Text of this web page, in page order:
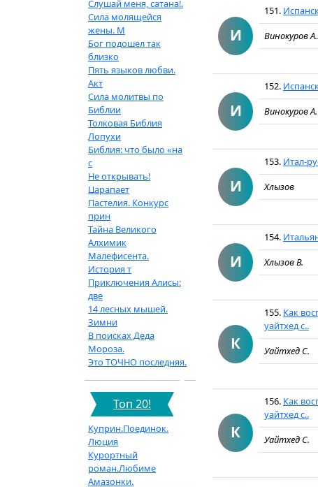
Слушай меня, сатана!.
Сила молящейся
жены. М
Бог подошел так
близко
Пять языков любви.
Акт
Сила молитвы по
Библии
Толковая Библия
Лопухи
Библия: что было «на
с
Не открывать!
Царапает
Пастелия. Конкурс
прин
Тайна Великого
Алхимик
Малефисента.
История т
Приключения Алисы:
две
14 лесных мышей.
Зимни
В поисках Деда
Мороза.
Это ТОЧНО последняя.
Топ 20!
Куприн.Поединок.
Люция
Курортный
роман.Любиме
Амазонки.
И
151.
Винокуров
И
152.
Винокуров А.
И
153. Итал-
Хлызов
И
154.
Хлызов В.
К
155. Как
уайтхед с..
Уайтхед С.
К
156. Как
уайтхед с..
Уайтхед С.